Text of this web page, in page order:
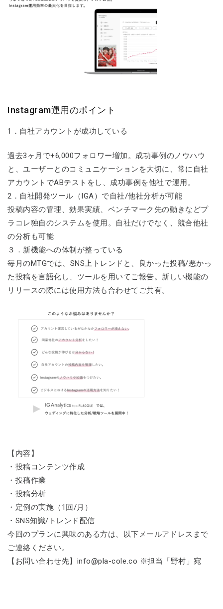
Instagram運用のポイント
1．自社アカウントが成功している
過去3ヶ月で+6,000フォロワー増加。成功事例のノウハウ
と、ユーザーとのコミュニケーションを大切に、常に自社
アカウントでABテストをし、成功事例を他社で運用。
2．自社開発ツール（IGA）で自社/他社分析が可能
投稿内容の管理、効果実績、ベンチマーク先の動きなどプ
ラコレ独自のシステムを使用。自社だけでなく、競合他社
の分析も可能
３．新機能への体制が整っている
毎月のMTGでは、SNS上トレンドと、良かった投稿/悪かっ
た投稿を言語化し、ツールを用いてご報告。新しい機能の
リリースの際には使用方法も合わせてご共有。
【内容】
・投稿コンテンツ作成
・投稿作業
・投稿分析
・定例の実施（1回/月）
・SNS知識/トレンド配信
今回のプランに興味のある方は、以下メールアドレスまで
ご連絡ください。
【お問い合わせ先】info@pla-cole.co ※担当「野村」宛